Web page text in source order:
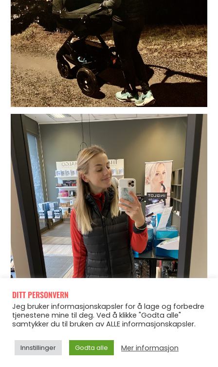
DITT PERSONVERN
Jeg bruker informasjonskapsler for å lage og forbedre
tjenestene mine til deg. Ved å klikke "Godta alle"
samtykker du til bruken av ALLE informasjonskapsler.
Innstillinger Godta alle Mer informasjon